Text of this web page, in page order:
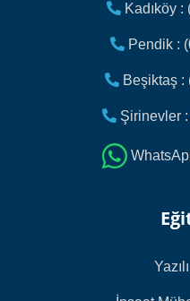
Kadıköy :
Pendik :
Beşiktaş :
Şirinevler :